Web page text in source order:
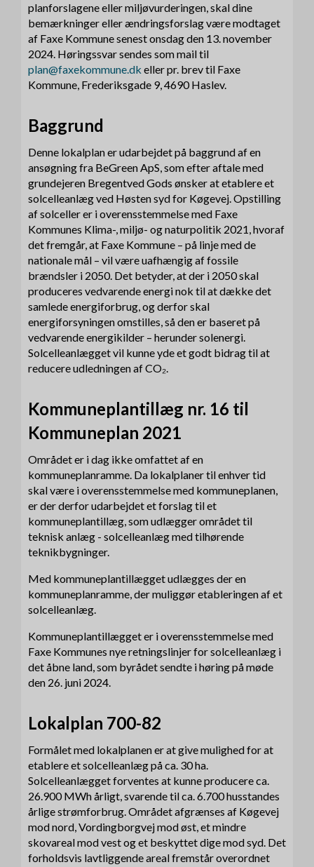
planforslagene eller miljøvurderingen, skal dine
bemærkninger eller ændringsforslag være modtaget
af Faxe Kommune senest onsdag den 13. november
2024. Høringssvar sendes som mail til
plan@faxekommune.dk eller pr. brev til Faxe
Kommune, Frederiksgade 9, 4690 Haslev.
Baggrund
Denne lokalplan er udarbejdet på baggrund af en
ansøgning fra BeGreen ApS, som efter aftale med
grundejeren Bregentved Gods ønsker at etablere et
solcelleanlæg ved Høsten syd for Køgevej. Opstilling
af solceller er i overensstemmelse med Faxe
Kommunes Klima-, miljø- og naturpolitik 2021, hvoraf
det fremgår, at Faxe Kommune – på linje med de
nationale mål – vil være uafhængig af fossile
brændsler i 2050. Det betyder, at der i 2050 skal
produceres vedvarende energi nok til at dække det
samlede energiforbrug, og derfor skal
energiforsyningen omstilles, så den er baseret på
vedvarende energikilder – herunder solenergi.
Solcelleanlægget vil kunne yde et godt bidrag til at
reducere udledningen af CO₂.
Kommuneplantillæg nr. 16 til
Kommuneplan 2021
Området er i dag ikke omfattet af en
kommuneplanramme. Da lokalplaner til enhver tid
skal være i overensstemmelse med kommuneplanen,
er der derfor udarbejdet et forslag til et
kommuneplantillæg, som udlægger området til
teknisk anlæg - solcelleanlæg med tilhørende
teknikbygninger.
Med kommuneplantillægget udlægges der en
kommuneplanramme, der muliggør etableringen af et
solcelleanlæg.
Kommuneplantillægget er i overensstemmelse med
Faxe Kommunes nye retningslinjer for solcelleanlæg i
det åbne land, som byrådet sendte i høring på møde
den 26. juni 2024.
Lokalplan 700-82
Formålet med lokalplanen er at give mulighed for at
etablere et solcelleanlæg på ca. 30 ha.
Solcelleanlægget forventes at kunne producere ca.
26.900 MWh årligt, svarende til ca. 6.700 husstandes
årlige strømforbrug. Området afgrænses af Køgevej
mod nord, Vordingborgvej mod øst, et mindre
skovareal mod vest og et beskyttet dige mod syd. Det
forholdsvis lavtliggende areal fremstår overordnet